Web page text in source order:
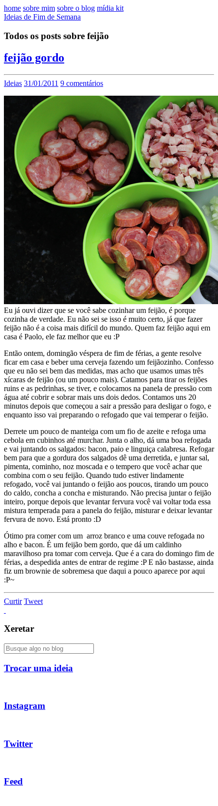
home sobre mim sobre o blog mídia kit
Ideias de Fim de Semana
Todos os posts sobre feijão
feijão gordo
Ideias 31/01/2011 9 comentários
Eu já ouvi dizer que se você sabe cozinhar um feijão, é porque
cozinha de verdade. Eu não sei se isso é muito certo, já que fazer
feijão não é a coisa mais difícil do mundo. Quem faz feijão aqui em
casa é Paolo, ele faz melhor que eu :P
Então ontem, domingão véspera de fim de férias, a gente resolve
ficar em casa e beber uma cerveja fazendo um feijãozinho. Confesso
que eu não sei bem das medidas, mas acho que usamos umas três
xícaras de feijão (ou um pouco mais). Catamos para tirar os feijões
ruins e as pedrinhas, se tiver, e colocamos na panela de pressão com
água até cobrir e sobrar mais uns dois dedos. Contamos uns 20
minutos depois que começou a sair a pressão para desligar o fogo, e
enquanto isso vai preparando o refogado que vai temperar o feijão.
Derrete um pouco de manteiga com um fio de azeite e refoga uma
cebola em cubinhos até murchar. Junta o alho, dá uma boa refogada
e vai juntando os salgados: bacon, paio e linguiça calabresa. Refogar
bem para que a gordura dos salgados dê uma derretida, e juntar sal,
pimenta, cominho, noz moscada e o tempero que você achar que
combina com o seu feijão. Quando tudo estiver lindamente
refogado, você vai juntando o feijão aos poucos, tirando um pouco
do caldo, concha a concha e misturando. Não precisa juntar o feijão
inteiro, porque depois que levantar fervura você vai voltar toda essa
mistura temperada para a panela do feijão, misturar e deixar levantar
fervura de novo. Está pronto :D
Ótimo pra comer com um arroz branco e uma couve refogada no
alho e bacon. É um feijão bem gordo, que dá um caldinho
maravilhoso pra tomar com cerveja. Que é a cara do domingo fim de
férias, a despedida antes de entrar de regime :P E não bastasse, ainda
fiz um brownie de sobremesa que daqui a pouco aparece por aqui
:P~
Curtir Tweet
Xeretar
Trocar uma ideia
Instagram
Twitter
Feed